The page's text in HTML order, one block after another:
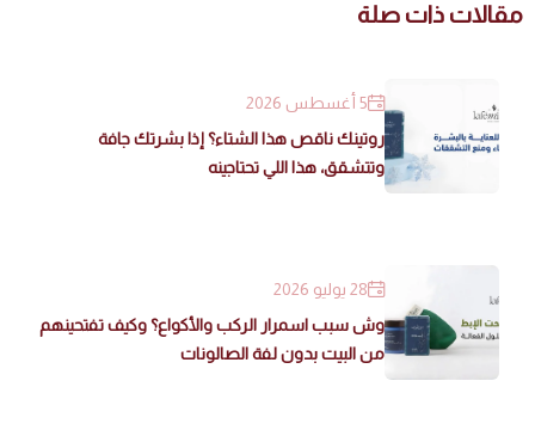
مقالات ذات صلة
5 أغسطس 2026
روتينك ناقص هذا الشتاء؟ إذا بشرتك جافة
وتتشقق، هذا اللي تحتاجينه
28 يوليو 2026
وش سبب اسمرار الركب والأكواع؟ وكيف تفتحينهم
من البيت بدون لفة الصالونات